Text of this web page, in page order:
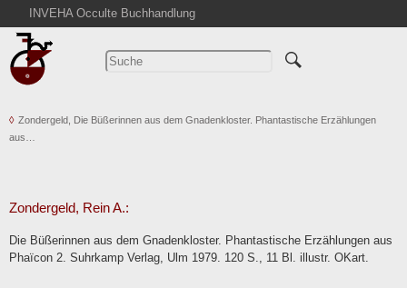
INVEHA Occulte Buchhandlung
Startseite
Detailsuche
Warenkorb
Abkürzungen
Kontakt
AGB
Zondergeld, Die Büßerinnen aus dem Gnadenkloster. Phantastische Erzählungen
aus…
Zondergeld, Rein A.:
Die Büßerinnen aus dem Gnadenkloster. Phantastische Erzählungen aus
Phaïcon 2. Suhrkamp Verlag, Ulm 1979. 120 S., 11 Bl. illustr. OKart.